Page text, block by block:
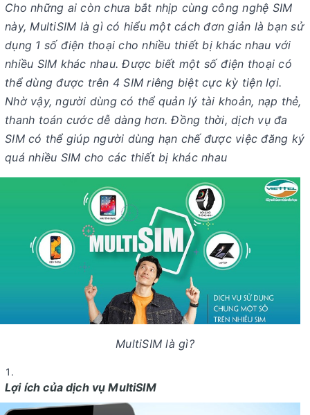
Cho những ai còn chưa bắt nhịp cùng công nghệ SIM
này,MultiSIM là gì có hiểu một cách đơn giản là bạn sử
dụng 1 số điện thoại cho nhiều thiết bị khác nhau với
nhiều SIM khác nhau. Được biết một số điện thoại có
thể dùng được trên 4 SIM riêng biệt cực kỳ tiện lợi.
Nhờ vậy, người dùng có thể quản lý tài khoản, nạp thẻ,
thanh toán cước dễ dàng hơn. Đồng thời, dịch vụ đa
SIM có thể giúp người dùng hạn chế được việc đăng ký
quá nhiều SIM cho các thiết bị khác nhau
MultiSIM là gì?
Lợi ích của dịch vụ MultiSIM